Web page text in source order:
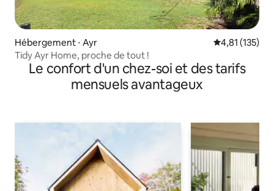
Hébergement ⋅ Ayr Évaluation
4,81 (135)
Tidy Ayr Home, proche de tout !
Le confort d'un chez-soi et des tarifs
mensuels avantageux